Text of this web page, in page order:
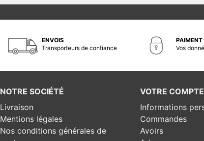
ENVOIS
Transporteurs de confiance
PAIMENT
Vos
NOTRE SOCIÉTÉ
Livraison
Mentions légales
Nos conditions générales de
VOTRE COMPTE
Informations
Commandes
Avoirs